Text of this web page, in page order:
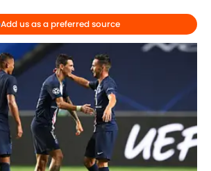
Add us as a preferred source